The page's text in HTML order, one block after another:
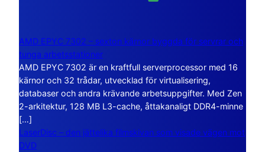
AMD EPYC 7302 – sexton kärnor byggda för servrar och
tunga arbetsstationer
AMD EPYC 7302 är en kraftfull serverprocessor med 16
kärnor och 32 trådar, utvecklad för virtualisering,
databaser och andra krävande arbetsuppgifter. Med Zen
2-arkitektur, 128 MB L3-cache, åttakanaligt DDR4-minne
[…]
LaserDisc – den jättelika filmskivan som visade vägen mot
DVD